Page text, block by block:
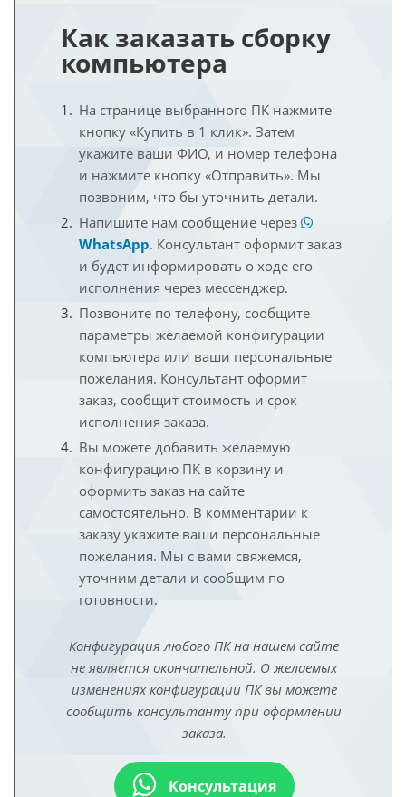
Как заказать сборку
компьютера
На странице выбранного ПК нажмите
кнопку «Купить в 1 клик». Затем
укажите ваши ФИО, и номер телефона
и нажмите кнопку «Отправить». Мы
позвоним, что бы уточнить детали.
Напишите нам сообщение через
WhatsApp. Консультант оформит заказ
и будет информировать о ходе его
исполнения через мессенджер.
Позвоните по телефону, сообщите
параметры желаемой конфигурации
компьютера или ваши персональные
пожелания. Консультант оформит
заказ, сообщит стоимость и срок
исполнения заказа.
Вы можете добавить желаемую
конфигурацию ПК в корзину и
оформить заказ на сайте
самостоятельно. В комментарии к
заказу укажите ваши персональные
пожелания. Мы с вами свяжемся,
уточним детали и сообщим по
готовности.
Конфигурация любого ПК на нашем сайте
не является окончательной. О желаемых
изменениях конфигурации ПК вы можете
сообщить консультанту при оформлении
заказа.
Консультация